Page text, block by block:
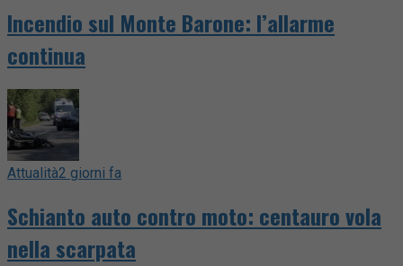
Incendio sul Monte Barone: l’allarme
continua
Attualità2 giorni fa
Schianto auto contro moto: centauro vola
nella scarpata